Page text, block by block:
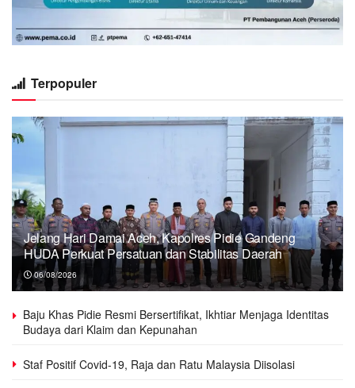
Terpopuler
Jelang Hari Damai Aceh, Kapolres Pidie Gandeng
HUDA Perkuat Persatuan dan Stabilitas Daerah
06/08/2026
Baju Khas Pidie Resmi Bersertifikat, Ikhtiar Menjaga Identitas
Budaya dari Klaim dan Kepunahan
Staf Positif Covid-19, Raja dan Ratu Malaysia Diisolasi